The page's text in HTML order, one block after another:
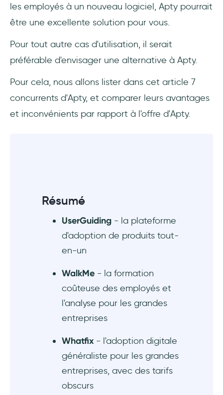
apprendre
5. Intercom - Outil de support client alimenté
par l'IA avec une fonctionnalité d'onboarding
6. Nickelled - bon pour l'onboarding simple
7. Stonly - outil d'adoption de produits doté
Qu'est-ce qu'une plateforme d'adoption
Apty est-il le meilleur DAP du marché ?
Quelle est une bonne alternative à Apty pour
l'onboarding des clients ?
utilisées pour améliorer l'adoption digitale
lors de la conduite du changement ?
les employés à un nouveau logiciel, Apty pourrait
être une excellente solution pour vous.
Pour tout autre cas d'utilisation, il serait
préférable d'envisager une alternative à Apty.
Pour cela, nous allons lister dans cet article 7
concurrents d'Apty, et comparer leurs avantages
et inconvénients par rapport à l'offre d'Apty.
Résumé
UserGuiding - la plateforme
d'adoption de produits tout-
en-un
WalkMe - la formation
coûteuse des employés et
l'analyse pour les grandes
entreprises
Whatfix - l'adoption digitale
généraliste pour les grandes
entreprises, avec des tarifs
obscurs